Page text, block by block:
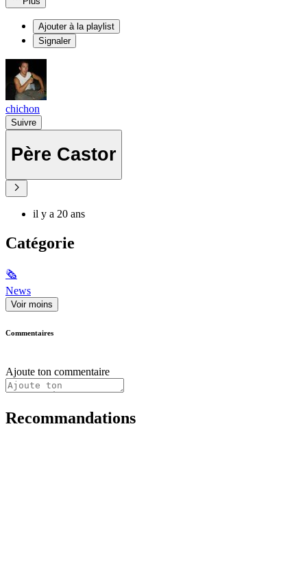
Ajouter à la playlist
Signaler
chichon
Suivre
Père Castor
il y a 20 ans
Catégorie
🗞
News
Voir moins
Commentaires
Ajoute ton commentaire
Recommandations